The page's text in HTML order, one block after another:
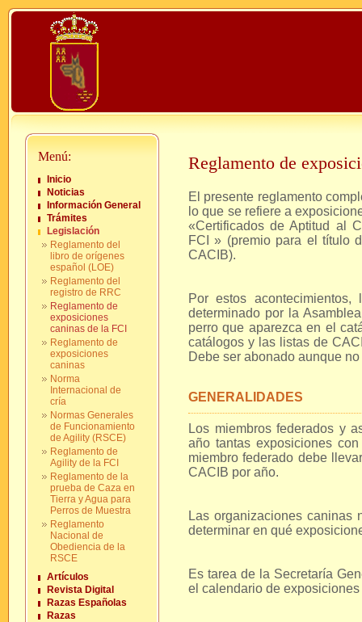
Menú:
Inicio
Noticias
Información General
Trámites
Legislación
Reglamento del
libro de orígenes
español (LOE)
Reglamento del
registro de RRC
Reglamento de
exposiciones
caninas de la FCI
Reglamento de
exposiciones
caninas
Norma
Internacional de
cría
Normas Generales
de Funcionamiento
de Agility (RSCE)
Reglamento de
Agility de la FCI
Reglamento de la
prueba de Caza en
Tierra y Agua para
Perros de Muestra
Reglamento
Nacional de
Obediencia de la
RSCE
Artículos
Revista Digital
Razas Españolas
Razas
Reglamento de
El presente reglamento
lo que se refiere a
«Certificados de Aptitud al
FCI » (premio para el título
CACIB).
Por estos
determinado por la
perro que aparezca en el
catálogos y las listas de
Debe ser abonado aunque
GENERALIDADES
Los miembros federados y
año tantas exposiciones
miembro federado debe
CACIB por año.
Las organizaciones caninas
determinar en qué
Es tarea de la Secretaría
el calendario de